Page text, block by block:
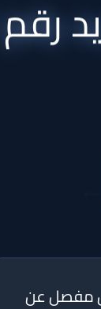
رقم 1؟
مفصل عن